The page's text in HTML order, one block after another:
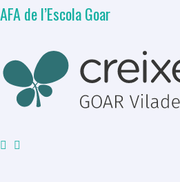
AFA de l’Escola Goar